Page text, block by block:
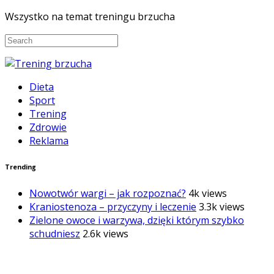
Wszystko na temat treningu brzucha
Dieta
Sport
Trening
Zdrowie
Reklama
Trending
Nowotwór wargi – jak rozpoznać? 4k views
Kraniostenoza – przyczyny i leczenie 3.3k views
Zielone owoce i warzywa, dzięki którym szybko
schudniesz 2.6k views